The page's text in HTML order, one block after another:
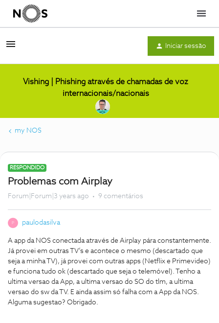
Menu
Iniciar sessão
Vishing | Phishing através de chamadas de voz
internacionais/nacionais
my NOS
RESPONDIDO
Problemas com Airplay
Forum|Forum|3 years ago 9 comentários
P paulodasilva
A app da NOS conectada através de Airplay pára constantemente.
Já provei em outras TV’s e acontece o mesmo (descartado que
seja a minha TV), já provei com outras apps (Netflix e Primevideo)
e funciona tudo ok (descartado que seja o telemóvel). Tenho a
ultima versao da App, a ultima versao do SO do tlm, a ultima
versao do sw da TV. E ainda assim só falha com a App da NOS.
Alguma sugestao? Obrigado.